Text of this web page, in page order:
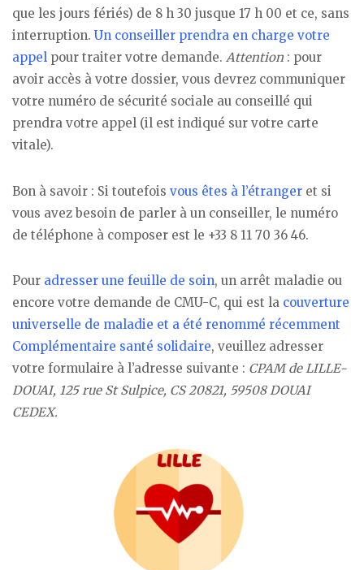
que les jours fériés) de 8 h 30 jusque 17 h 00 et ce, sans
interruption. Un conseiller prendra en charge votre
appel pour traiter votre demande. Attention : pour
avoir accès à votre dossier, vous devrez communiquer
votre numéro de sécurité sociale au conseillé qui
prendra votre appel (il est indiqué sur votre carte
vitale).
Bon à savoir : Si toutefois vous êtes à l’étranger et si
vous avez besoin de parler à un conseiller, le numéro
de téléphone à composer est le +33 8 11 70 36 46.
Pour adresser une feuille de soin, un arrêt maladie ou
encore votre demande de CMU-C, qui est la couverture
universelle de maladie et a été renommé récemment
Complémentaire santé solidaire, veuillez adresser
votre formulaire à l’adresse suivante : CPAM de LILLE-
DOUAI, 125 rue St Sulpice, CS 20821, 59508 DOUAI
CEDEX.